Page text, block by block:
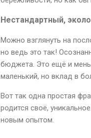
Нестандартный,
Можно взглянуть на
но ведь это так!
бюджета. Это ещё и
маленький, но вклад в
Вот так одна простая
родится своё,
новым опытом.